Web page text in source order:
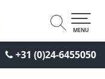
+31 (0)24-6455050
MENU